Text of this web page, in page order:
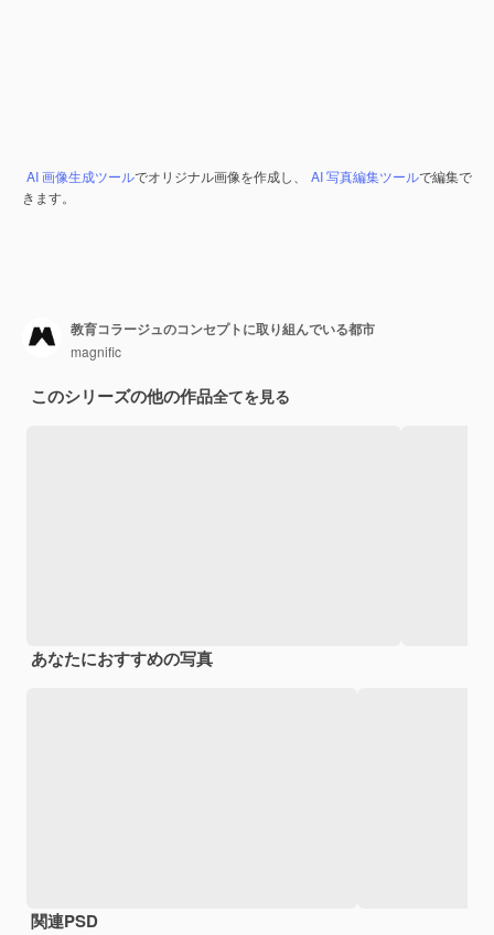
AI 画像生成ツールでオリジナル画像を作成し、 AI 写真編集ツールで編集で
きます。
教育コラージュのコンセプトに取り組んでいる都市
magnific
このシリーズの他の作品全てを見る
あなたにおすすめの写真
関連PSD